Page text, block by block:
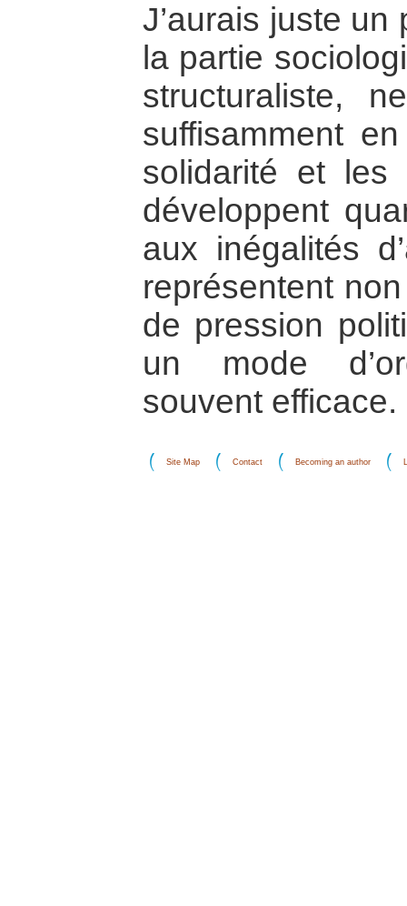
J’aurais juste
la partie
structuraliste,
suffisamment
solidarité et
développent
aux inégalités
représentent
de pression
un mode
souvent efficace.
Site Map Contact Becoming an author